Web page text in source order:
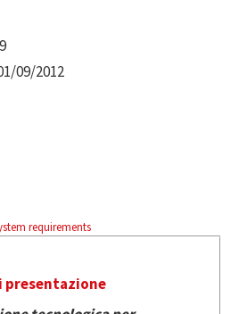
09/2012
requirements
presentazione